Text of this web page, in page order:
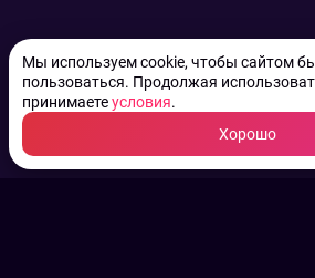
Мы используем cookie, чтобы сайтом
пользоваться. Продолжая
принимаетеусловия.
Хорошо